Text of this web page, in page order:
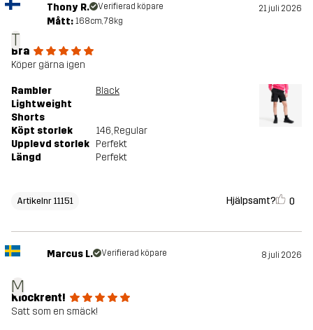
T
Thony R. Verifierad köpare 21 juli 2026
Mått: 168cm, 78kg
Bra
Köper gärna igen
Rambler
Lightweight
Shorts
Black
Köpt storlek 146, Regular
Upplevd storlek Perfekt
Längd
Perfekt
Artikelnr 11151 Hjälpsamt? 0
M
Marcus L. Verifierad köpare 8 juli 2026
Klockrent!
Satt som en smäck!